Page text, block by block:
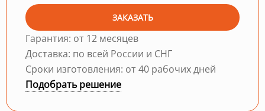
ЗАКАЗАТЬ
Гарантия: от 12 месяцев
Доставка: по всей России и СНГ
Сроки изготовления: от 40 рабочих дней
Подобрать решение